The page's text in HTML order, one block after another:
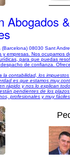
Abogados &
(Barcelona) 08030 Sant
y empresas. Nos ocupamos
para que puedas
de confianza.
la contabilidad, los
es que estamos muy
rápido y nos lo explican
pendientes de los
profesionales y muy